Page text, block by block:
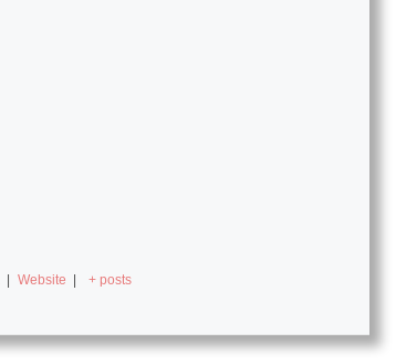
| Website | + posts